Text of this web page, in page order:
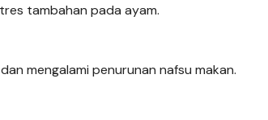
tambahan pada ayam.
mengalami penurunan nafsu makan.